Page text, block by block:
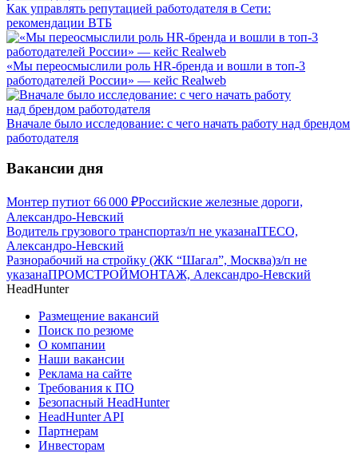
Как управлять репутацией работодателя в Сети:
рекомендации ВТБ
«Мы переосмыслили роль HR-бренда и вошли в топ-3
работодателей России» — кейс Realweb
Вначале было исследование: с чего начать работу над брендом
работодателя
Вакансии дня
Монтер путиот 66 000 ₽Российские железные дороги,
Александро-Невский
Водитель грузового транспортаз/п не указанаITECO,
Александро-Невский
Разнорабочий на стройку (ЖК “Шагал”, Москва)з/п не
указанаПРОМСТРОЙМОНТАЖ, Александро-Невский
HeadHunter
Размещение вакансий
Поиск по резюме
О компании
Наши вакансии
Реклама на сайте
Требования к ПО
Безопасный HeadHunter
HeadHunter API
Партнерам
Инвесторам